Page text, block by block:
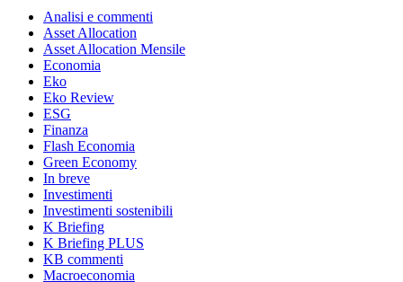
Analisi e commenti
Asset Allocation
Asset Allocation Mensile
Economia
Eko
Eko Review
ESG
Finanza
Flash Economia
Green Economy
In breve
Investimenti
Investimenti sostenibili
K Briefing
K Briefing PLUS
KB commenti
Macroeconomia